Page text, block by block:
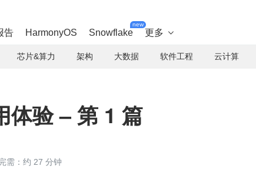
告 HarmonyOS Snowflake
new
更多 
芯片&算力 架构 大数据 软件工程 云计算
体验 – 第 1 篇
需：约 27 分钟